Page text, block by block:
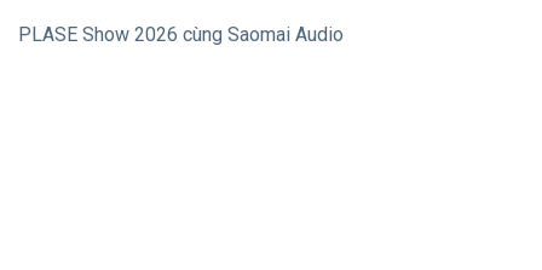
PLASE Show 2026 cùng Saomai Audio